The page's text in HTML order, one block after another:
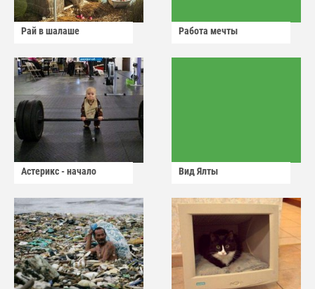
Рай в шалаше Работа мечты
Астерикс - начало Вид Ялты